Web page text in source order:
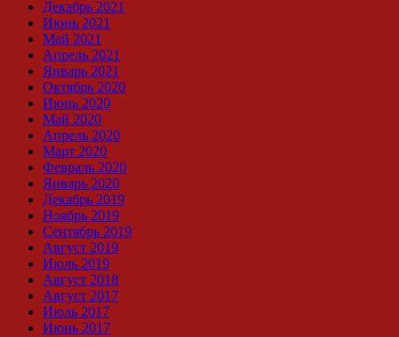
Декабрь 2021
Июнь 2021
Май 2021
Апрель 2021
Январь 2021
Октябрь 2020
Июнь 2020
Май 2020
Апрель 2020
Март 2020
Февраль 2020
Январь 2020
Декабрь 2019
Ноябрь 2019
Сентябрь 2019
Август 2019
Июль 2019
Август 2018
Август 2017
Июль 2017
Июнь 2017